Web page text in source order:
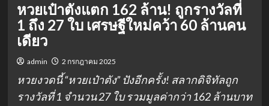
หวยเป๋าตังแตก 162 ล้าน! ถูกรางวัลที่
1 ถึง 27 ใบ เศรษฐีใหม่คว้า 60 ล้านคน
เดียว
admin 2 กรกฎาคม 2025
หวยงวดนี้ “หวยเป๋าตัง” ปังอีกครั้ง! สลากดิจิทัลถูก
รางวัลที่ 1 จำนวน 27 ใบ รวมมูลค่ากว่า 162 ล้านบาท